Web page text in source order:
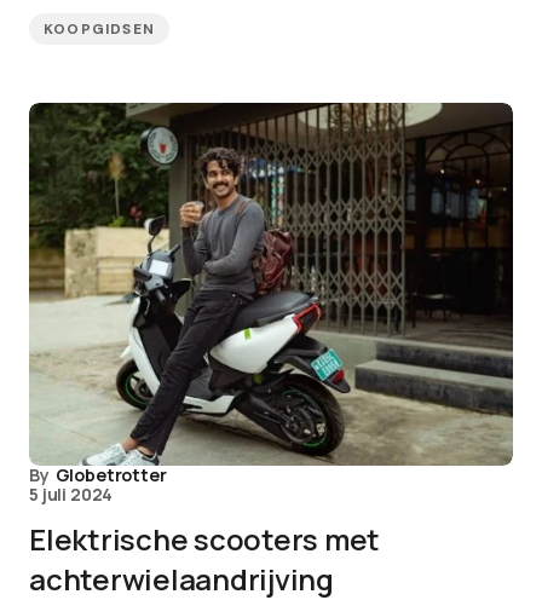
KOOPGIDSEN
By Globetrotter
5 juli 2024
Elektrische scooters met
achterwielaandrijving